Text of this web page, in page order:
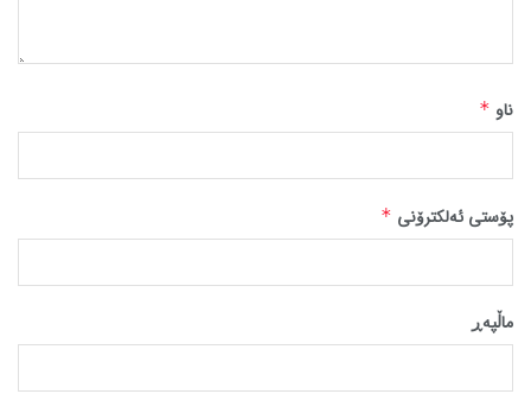
ناو *
پۆستی ئەلکترۆنی *
ماڵپه‌ڕ